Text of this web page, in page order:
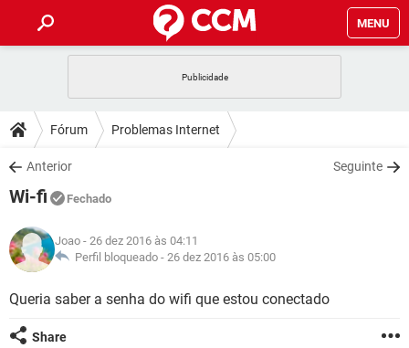
MENU
CELULAR FACEBOOK
OUTLOOK
INSTAGRAM
GUIA DE COMPRAS
DICAS
JOGOS WHATSAPP
INSTAGRAM
GUIA DE COMPRAS
DOWNLOADS
JOGOS
CELULAR
OUTLOOK EXCEL
INSTAGRAM
FÓRUM
JOGOS
CELULAR
OUTLOOK EXCEL
INSTAGRAM
GLOSSÁRIO
JOGOS
Fórum Problemas Internet
Anterior Seguinte
Wi-fi Fechado
Joao - 26 dez 2016 às 04:11
Perfil bloqueado - 26 dez 2016 às 05:00
Queria saber a senha do wifi que estou conectado
Share